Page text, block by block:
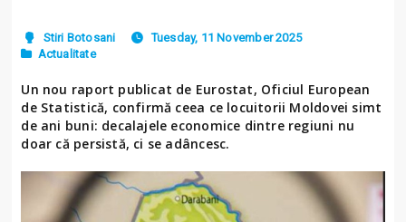
Stiri Botosani
Tuesday, 11 November 2025
Actualitate
Un nou raport publicat de Eurostat, Oficiul European
de Statistică, confirmă ceea ce locuitorii Moldovei simt
de ani buni: decalajele economice dintre regiuni nu
doar că persistă, ci se adâncesc.